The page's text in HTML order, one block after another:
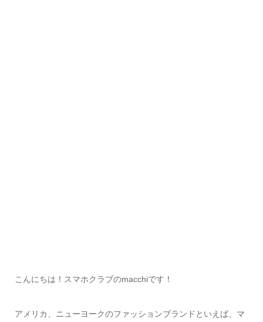
こんにちは！スマホクラブのmacchiです！
アメリカ、ニューヨークのファッションブランドといえば、マ